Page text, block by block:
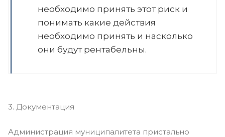
необходимо принять этот риск и
понимать какие действия
необходимо принять и насколько
они будут рентабельны.
3. Документация
Администрация муниципалитета пристально